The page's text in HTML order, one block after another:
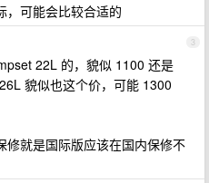
，可能会比较合适的
3
22L 的，貌似 1100 还是
貌似也这个价，可能 1300
修就是国际版应该在国内保修不